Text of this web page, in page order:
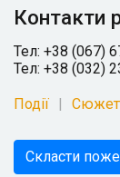
Контакти
Тел: +38 (067)
Тел: +38 (032)
Події
Скласти